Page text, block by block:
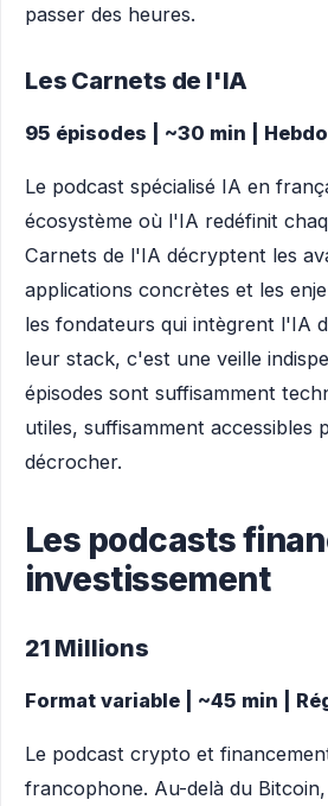
passer des heures.
Les Carnets de l'IA
95 épisodes | ~30 min |
Le podcast spécialisé IA en
écosystème où l'IA redéfinit
Carnets de l'IA décryptent les
applications concrètes et les
les fondateurs qui intègrent l'IA
leur stack, c'est une veille
épisodes sont suffisamment
utiles, suffisamment accessibles
décrocher.
Les podcasts
investissement
21 Millions
Format variable | ~45 min |
Le podcast crypto et
francophone. Au-delà du